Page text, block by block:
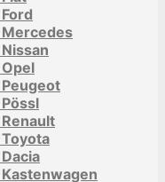
Ford
Mercedes
Nissan
Opel
Peugeot
Pössl
Renault
Toyota
Dacia
Kastenwagen